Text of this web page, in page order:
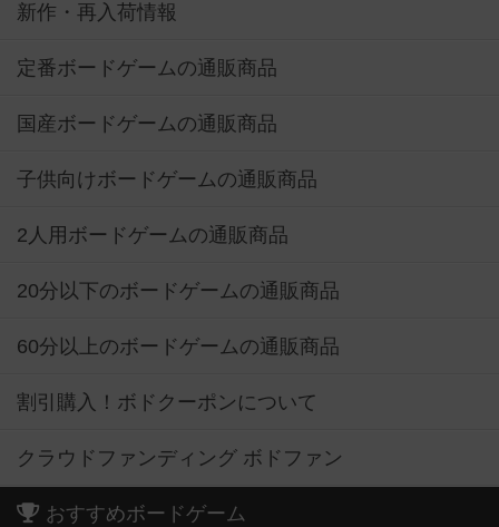
新作・再入荷情報
定番ボードゲームの通販商品
国産ボードゲームの通販商品
子供向けボードゲームの通販商品
2人用ボードゲームの通販商品
20分以下のボードゲームの通販商品
60分以上のボードゲームの通販商品
割引購入！ボドクーポンについて
クラウドファンディング ボドファン
おすすめボードゲーム